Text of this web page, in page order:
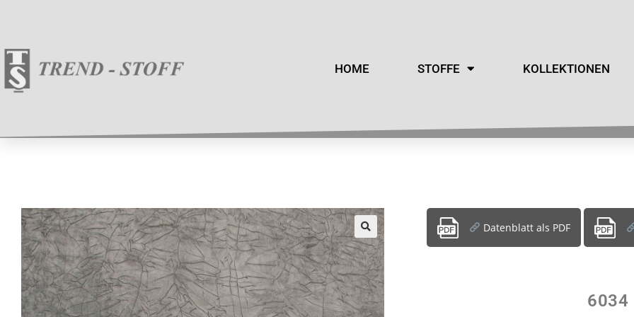
HOME STOFFE KOLLEKTIONEN
Datenblatt als PDF
6034